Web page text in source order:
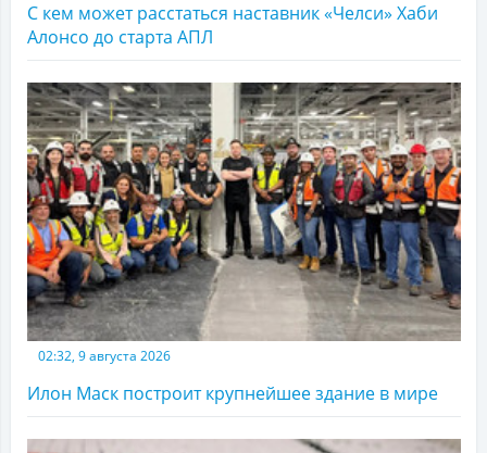
С кем может расстаться наставник «Челси» Хаби
Алонсо до старта АПЛ
02:32, 9 августа 2026
Илон Маск построит крупнейшее здание в мире